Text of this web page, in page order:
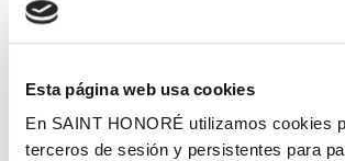
Esta página web usa cookies
En SAINT HONORÉ utilizamos cookies
terceros de sesión y persistentes para
10.05
Descripción